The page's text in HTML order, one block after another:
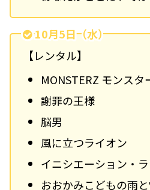
10月5日（水）
【レンタル】
MONSTERZ モンスタ
謝罪の王様
脳男
風に立つライオン
イニシエーション・
おおかみこどもの雨